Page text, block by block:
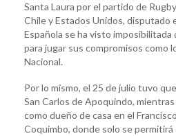
Santa Laura por el partido de
Chile y Estados Unidos, disputado
Española se ha visto
para jugar sus compromisos como
Nacional.
Por lo mismo, el 25 de julio tuvo
San Carlos de Apoquindo,
como dueño de casa en el
Coquimbo, donde solo se